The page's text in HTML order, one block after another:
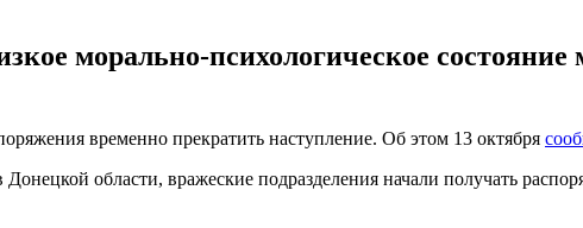
морально-психологическое
временно прекратить наступление. Об этом 13 октября
области, вражеские подразделения начали получать